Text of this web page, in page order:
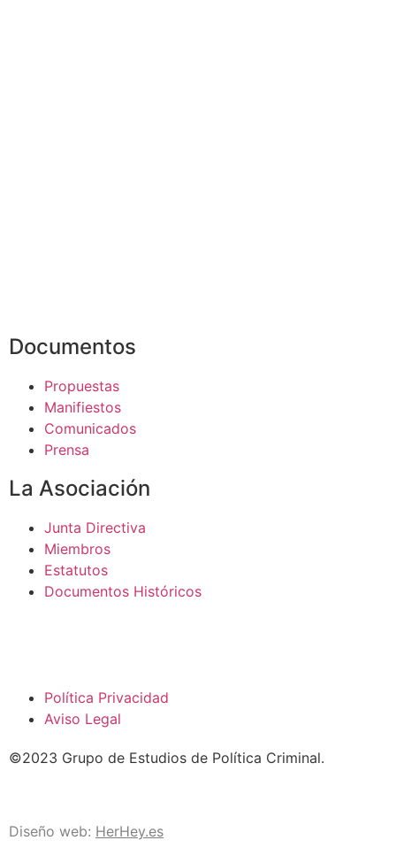
Documentos
Propuestas
Manifiestos
Comunicados
Prensa
La Asociación
Junta Directiva
Miembros
Estatutos
Documentos Históricos
Política Privacidad
Aviso Legal
©2023 Grupo de Estudios de Política Criminal.
Diseño web: HerHey.es